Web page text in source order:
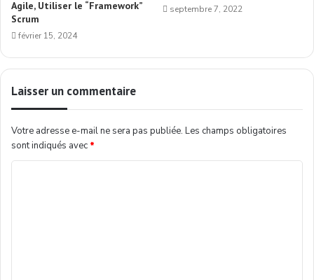
Agile, Utiliser le “Framework”
Scrum
février 15, 2024
septembre 7, 2022
Laisser un commentaire
Votre adresse e-mail ne sera pas publiée. Les champs obligatoires
sont indiqués avec *